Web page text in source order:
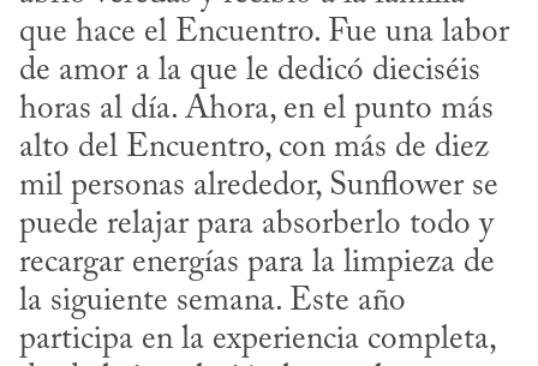
que hace el Encuentro. Fue una labor
de amor a la que le dedicó dieciséis
horas al día. Ahora, en el punto más
alto del Encuentro, con más de diez
mil personas alrededor, Sunflower se
puede relajar para absorberlo todo y
recargar energías para la limpieza de
la siguiente semana. Este año
participa en la experiencia completa,